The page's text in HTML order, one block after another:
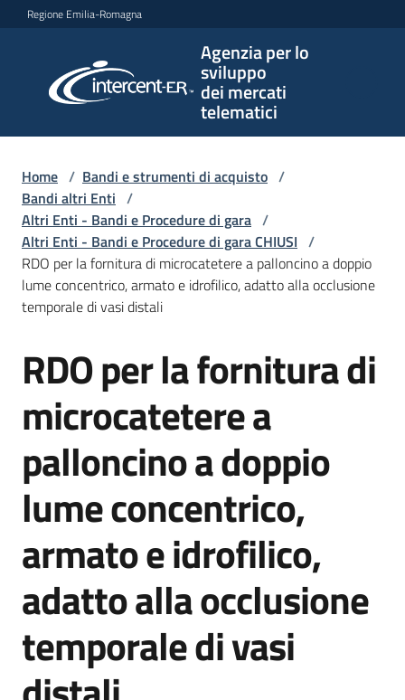
Vai al contenuto
Vai alla navigazione
Vai al footer
Regione Emilia-Romagna
Agenzia per lo
sviluppo
dei mercati
telematici
per lo
sviluppo
telematici
L'Agenzia
e
strumenti
acquisto
Supporto
Piattaforme
telematiche
Home / Bandi e strumenti di acquisto /
Bandi altri Enti /
Altri Enti - Bandi e Procedure di gara /
Altri Enti - Bandi e Procedure di gara CHIUSI /
RDO per la fornitura di microcatetere a palloncino a doppio
lume concentrico, armato e idrofilico, adatto alla occlusione
temporale di vasi distali
Salta al contenuto
RDO per la fornitura di
microcatetere a
palloncino a doppio
lume concentrico,
armato e idrofilico,
adatto alla occlusione
temporale di vasi